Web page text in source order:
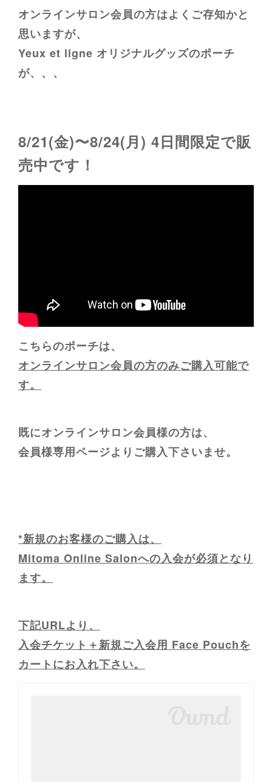
オンラインサロン会員の方はよくご存知かと
思いますが、
Yeux et ligne オリジナルグッズのポーチ
が、、、
8/21(金)〜8/24(月) 4日間限定で販
売中です！
こちらのポーチは、
オンラインサロン会員の方のみご購入可能で
す。
既にオンラインサロン会員様の方は、
会員様専用ページよりご購入下さいませ。
*新規のお客様のご購入は、
Mitoma Online Salonへの入会が必須となり
ます。
下記URLより、
入会チケット＋新規ご入会用 Face Pouchを
カートにお入れ下さい。